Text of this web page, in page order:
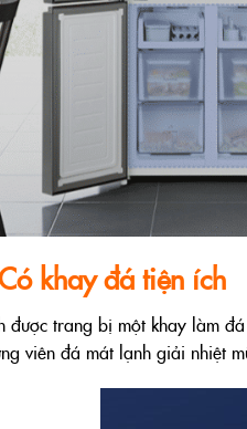
khay đá tiện ích
được trang bị một khay làm
viên đá mát lạnh giải nhiệt